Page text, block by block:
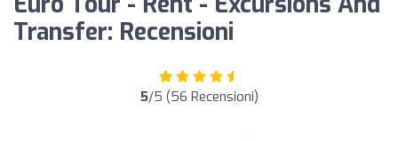
Transfer: Recensioni
5/5 (56 Recensioni)